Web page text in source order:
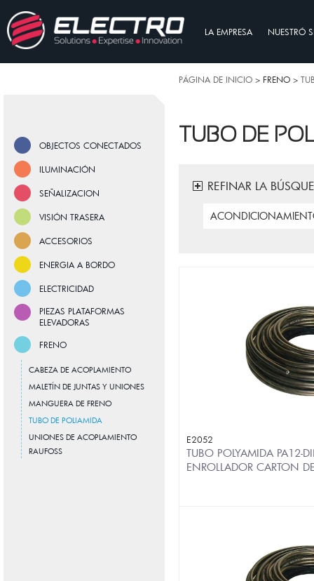
LA EMPRESA NUESTRÓ
PÁGINA DE INICIO > FRENO >
OBJECTOS CONECTADOS
ILUMINACIÓN
SEÑALIZACION
VISIÓN TRASERA
ACCESORIOS
ENERGIA A BORDO
ELECTRICIDAD
PIEZAS PLATAFORMAS
ELEVADORAS
FRENO
CABEZA DE ACOPLAMIENTO
MALETÍN DE JUNTAS Y UNIONES
MANGUERA DE FRENO
TUBO DE POLIAMIDA
UNIONES DE ACOPLAMIENTO
RAUFOSS
TUBO DE
REFINAR LA
E2052
TUBO POLYAMIDA PA12-
ENROLLADOR CARTON